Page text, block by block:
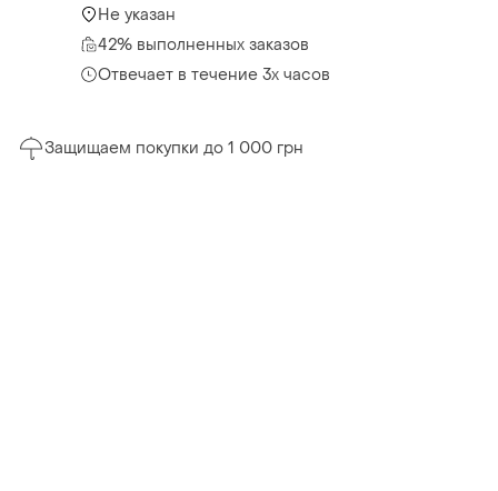
Не указан
42% выполненных заказов
Отвечает в течение 3х часов
Защищаем покупки до 1 000 грн